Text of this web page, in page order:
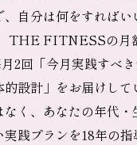
、自分は何をすればい
THE FITNESSの月
2回「今月実践すべ
的設計」をお届けして
なく、あなたの年代・
践プランを18年の指